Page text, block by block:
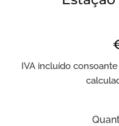
IVA incluído